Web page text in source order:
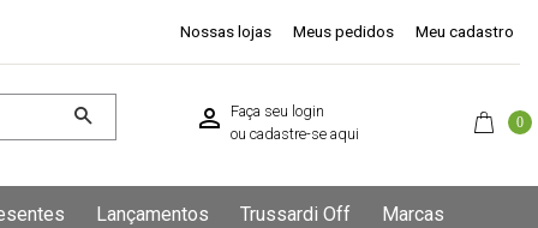
Nossas lojas Meus pedidos Meu cadastro
Faça seu login
ou cadastre-se aqui
0
Lançamentos Trussardi Off Marcas